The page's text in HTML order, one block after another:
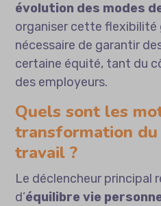
évolution des modes
organiser cette flexibilité
nécessaire de garantir
certaine équité, tant du
des employeurs.
Quels sont les
transformation du
travail ?
Le déclencheur principal
d’équilibre vie